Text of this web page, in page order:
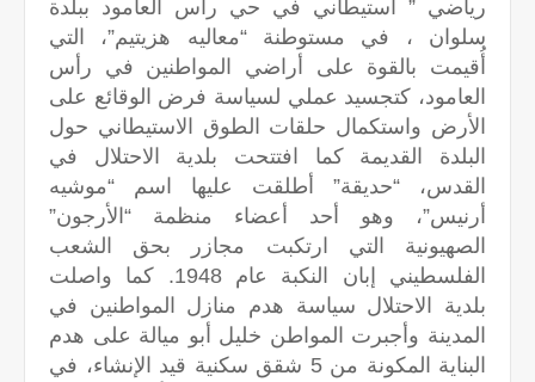
رياضي ” استيطاني في حي رأس العامود ببلدة
سلوان ، في مستوطنة “معاليه هزيتيم”، التي
أُقيمت بالقوة على أراضي المواطنين في رأس
العامود، كتجسيد عملي لسياسة فرض الوقائع على
الأرض واستكمال حلقات الطوق الاستيطاني حول
البلدة القديمة كما افتتحت بلدية الاحتلال في
القدس، “حديقة” أطلقت عليها اسم “موشيه
أرنيس”، وهو أحد أعضاء منظمة “الأرجون”
الصهيونية التي ارتكبت مجازر بحق الشعب
الفلسطيني إبان النكبة عام 1948. كما واصلت
بلدية الاحتلال سياسة هدم منازل المواطنين في
المدينة وأجبرت المواطن خليل أبو ميالة على هدم
البناية المكونة من 5 شقق سكنية قيد الإنشاء، في